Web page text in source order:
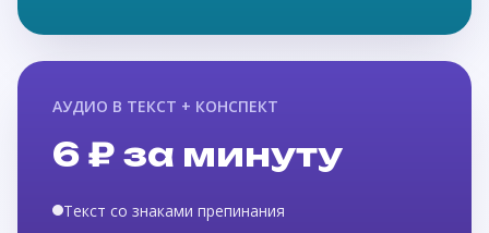
АУДИО В ТЕКСТ + КОНСПЕКТ
6 ₽ за минуту
Текст со знаками препинания